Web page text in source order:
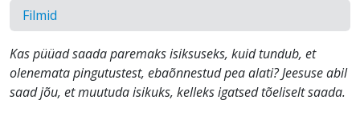
Filmid
Kas püüad saada paremaks isiksuseks, kuid tundub, et
olenemata pingutustest, ebaõnnestud pea alati? Jeesuse abil
saad jõu, et muutuda isikuks, kelleks igatsed tõeliselt saada.